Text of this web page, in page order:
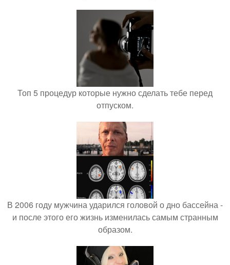
Топ 5 процедур которые нужно сделать тебе перед
отпуском.
В 2006 году мужчина ударился головой о дно бассейна -
и после этого его жизнь изменилась самым странным
образом.